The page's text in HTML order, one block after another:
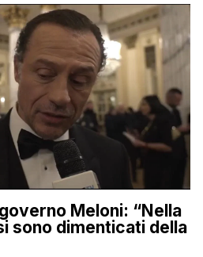
Meloni: “Nella
sono dimenticati della